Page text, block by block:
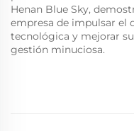
Henan Blue Sky,
empresa de impulsar el
tecnológica y mejorar
gestión minuciosa.